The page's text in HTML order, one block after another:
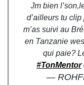
Jm bien
d’ailleurs tu
m’as suivi au
en Tanzanie
qui paie?
#TonMentor
—